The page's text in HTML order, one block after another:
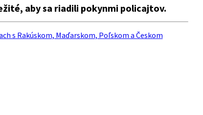
aby sa riadili pokynmi policajtov.
s Rakúskom, Maďarskom, Poľskom a Českom